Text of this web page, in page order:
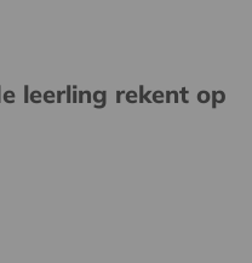
leerling rekent op